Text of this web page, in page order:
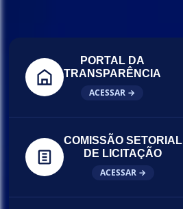
PORTAL DA
TRANSPARÊNCIA
ACESSAR →
COMISSÃO SETORIAL
DE LICITAÇÃO
ACESSAR →